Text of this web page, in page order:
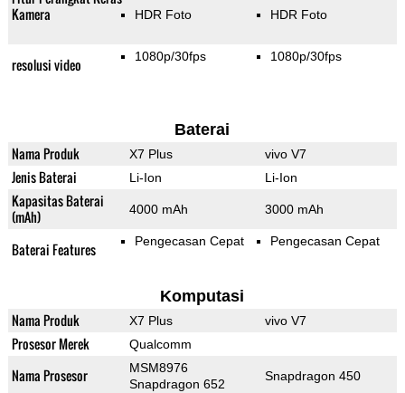
Kamera
HDR Foto HDR Foto
resolusi video 1080p/30fps 1080p/30fps
Baterai
Nama Produk X7 Plus vivo V7
Jenis Baterai Li-Ion Li-Ion
Kapasitas Baterai
(mAh)
4000 mAh 3000 mAh
Baterai Features Pengecasan Cepat Pengecasan Cepat
Komputasi
Nama Produk X7 Plus vivo V7
Prosesor Merek Qualcomm
Nama Prosesor
MSM8976
Snapdragon 652
Snapdragon 450